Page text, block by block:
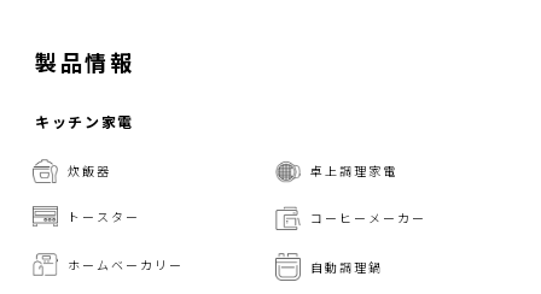
製品情報
キッチン家電
炊飯器 卓上調理家電
トースター コーヒーメーカー
ホームベーカリー 自動調理鍋